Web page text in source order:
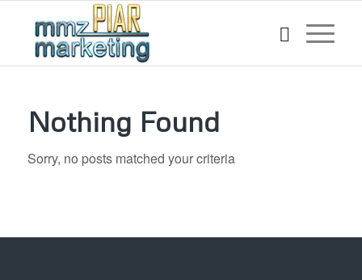
Nothing Found
Sorry, no posts matched your criteria